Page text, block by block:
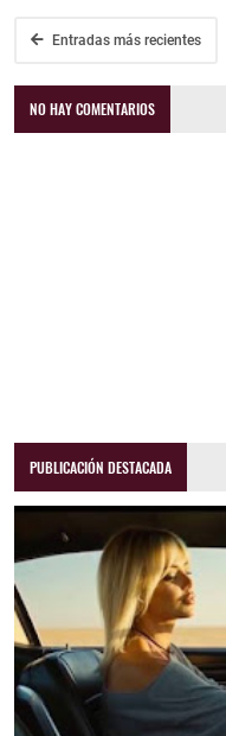
Entradas más recientes
NO HAY COMENTARIOS
PUBLICACIÓN DESTACADA